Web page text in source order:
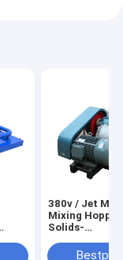
380v / Jet Mud
Mixing Hopper
Solids-
Zwillings-460v